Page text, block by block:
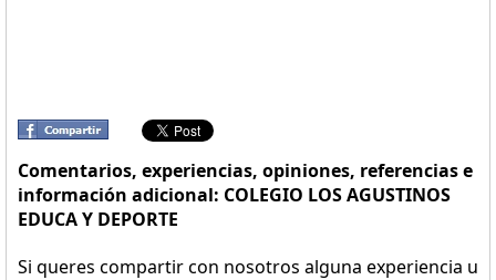
Comentarios, experiencias, opiniones, referencias e
información adicional: COLEGIO LOS AGUSTINOS
EDUCA Y DEPORTE
Si queres compartir con nosotros alguna experiencia u